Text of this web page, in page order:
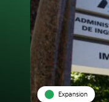
Expansion